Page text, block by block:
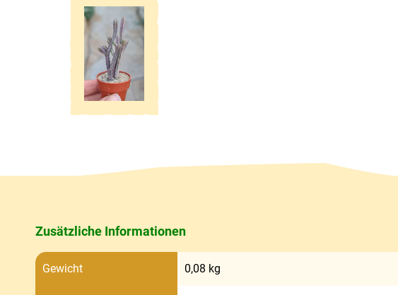
Zusätzliche Informationen
Gewicht 0,08 kg